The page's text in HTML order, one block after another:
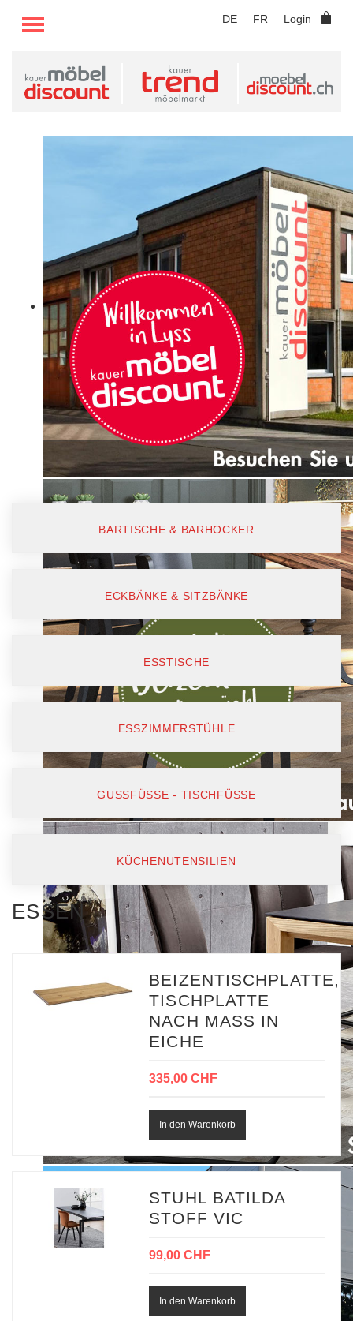
DE FR Login
TOGGLE MENU
BARTISCHE & BARHOCKER
ECKBÄNKE & SITZBÄNKE
ESSTISCHE
ESSZIMMERSTÜHLE
GUSSFÜSSE - TISCHFÜSSE
KÜCHENUTENSILIEN
ESSEN
BEIZENTISCHPLATTE,
TISCHPLATTE
NACH MASS IN
EICHE
335,00 CHF
STUHL BATILDA
STOFF VIC
99,00 CHF